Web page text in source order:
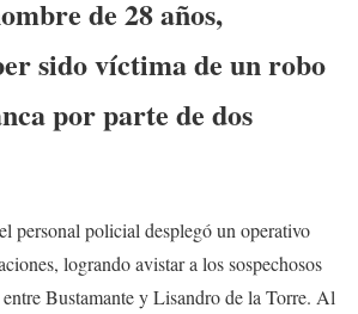
de 28 años,
sido víctima de un robo
por parte de dos
personal policial desplegó un operativo
logrando avistar a los sospechosos
Bustamante y Lisandro de la Torre. Al